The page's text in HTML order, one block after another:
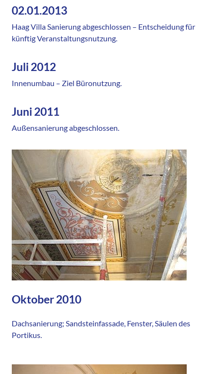
02.01.2013
Haag Villa Sanierung abgeschlossen – Entscheidung für
künftig Veranstaltungsnutzung.
Juli 2012
Innenumbau – Ziel Büronutzung.
Juni 2011
Außensanierung abgeschlossen.
Oktober 2010
Dachsanierung; Sandsteinfassade, Fenster, Säulen des
Portikus.